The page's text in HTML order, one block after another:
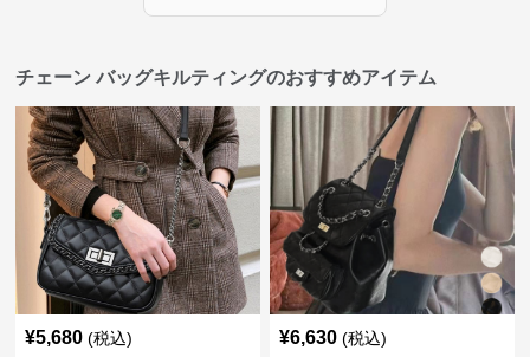
チェーン バッグキルティングのおすすめアイテム
¥5,680 (税込) ¥6,630 (税込)